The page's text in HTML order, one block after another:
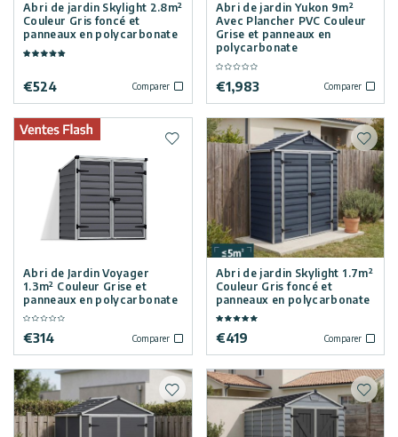
Abri de jardin Skylight 2.8m²
Couleur Gris foncé et
panneaux en polycarbonate
€524 Comparer
Abri de jardin Yukon 9m²
Avec Plancher PVC Couleur
Grise et panneaux en
polycarbonate
€1,983 Comparer
Abri de Jardin Voyager
1.3m² Couleur Grise et
panneaux en polycarbonate
€314 Comparer
Ajouter à la liste de souhaits
Abri de jardin Skylight 1.7m²
Couleur Gris foncé et
panneaux en polycarbonate
€419 Comparer
Ajouter à la liste de souhaits